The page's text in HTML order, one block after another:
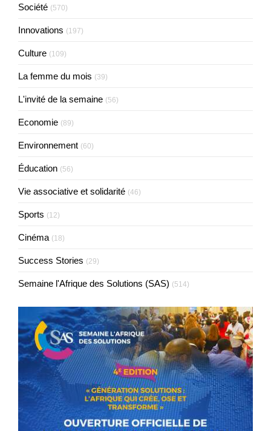
Société (570)
Innovations (197)
Culture (109)
La femme du mois (39)
L'invité de la semaine (56)
Economie (89)
Environnement (60)
Éducation (56)
Vie associative et solidarité (46)
Sports (12)
Cinéma (18)
Success Stories (29)
Semaine l'Afrique des Solutions (SAS) (514)